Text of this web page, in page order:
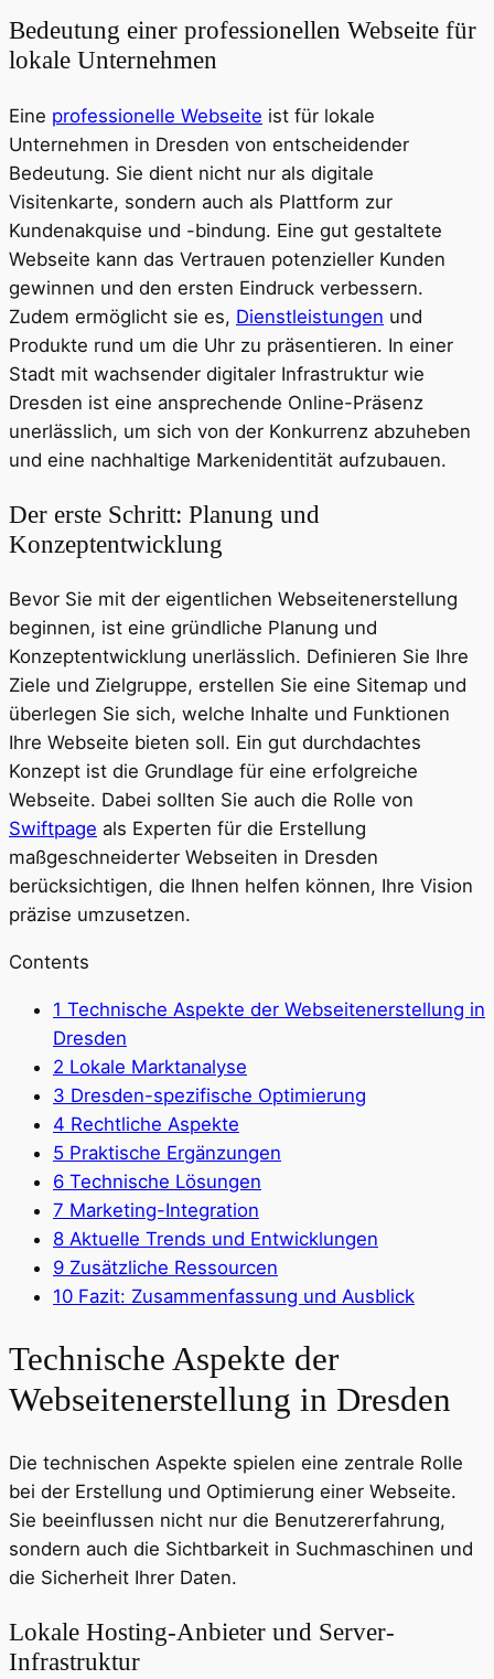
Bedeutung einer professionellen Webseite für
lokale Unternehmen
Eine professionelle Webseite ist für lokale
Unternehmen in Dresden von entscheidender
Bedeutung. Sie dient nicht nur als digitale
Visitenkarte, sondern auch als Plattform zur
Kundenakquise und -bindung. Eine gut gestaltete
Webseite kann das Vertrauen potenzieller Kunden
gewinnen und den ersten Eindruck verbessern.
Zudem ermöglicht sie es, Dienstleistungen und
Produkte rund um die Uhr zu präsentieren. In einer
Stadt mit wachsender digitaler Infrastruktur wie
Dresden ist eine ansprechende Online-Präsenz
unerlässlich, um sich von der Konkurrenz abzuheben
und eine nachhaltige Markenidentität aufzubauen.
Der erste Schritt: Planung und
Konzeptentwicklung
Bevor Sie mit der eigentlichen Webseitenerstellung
beginnen, ist eine gründliche Planung und
Konzeptentwicklung unerlässlich. Definieren Sie Ihre
Ziele und Zielgruppe, erstellen Sie eine Sitemap und
überlegen Sie sich, welche Inhalte und Funktionen
Ihre Webseite bieten soll. Ein gut durchdachtes
Konzept ist die Grundlage für eine erfolgreiche
Webseite. Dabei sollten Sie auch die Rolle von
Swiftpage als Experten für die Erstellung
maßgeschneiderter Webseiten in Dresden
berücksichtigen, die Ihnen helfen können, Ihre Vision
präzise umzusetzen.
Contents
1 Technische Aspekte der Webseitenerstellung in
Dresden
2 Lokale Marktanalyse
3 Dresden-spezifische Optimierung
4 Rechtliche Aspekte
5 Praktische Ergänzungen
6 Technische Lösungen
7 Marketing-Integration
8 Aktuelle Trends und Entwicklungen
9 Zusätzliche Ressourcen
10 Fazit: Zusammenfassung und Ausblick
Technische Aspekte der
Webseitenerstellung in Dresden
Die technischen Aspekte spielen eine zentrale Rolle
bei der Erstellung und Optimierung einer Webseite.
Sie beeinflussen nicht nur die Benutzererfahrung,
sondern auch die Sichtbarkeit in Suchmaschinen und
die Sicherheit Ihrer Daten.
Lokale Hosting-Anbieter und Server-
Infrastruktur